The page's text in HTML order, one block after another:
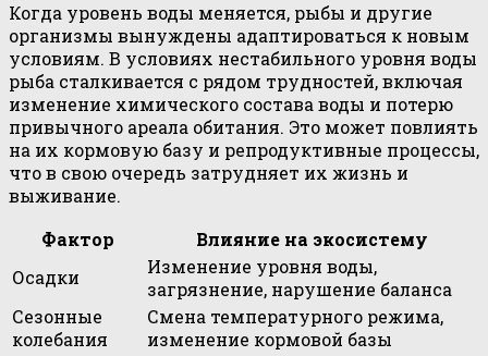
Когда уровень воды меняется, рыбы и другие
организмы вынуждены адаптироваться к новым
условиям. В условиях нестабильного уровня воды
рыба сталкивается с рядом трудностей, включая
изменение химического состава воды и потерю
привычного ареала обитания. Это может повлиять
на их кормовую базу и репродуктивные процессы,
что в свою очередь затрудняет их жизнь и
выживание.
Фактор
Влияние на экосистему
Осадки
Изменение уровня воды,
загрязнение, нарушение баланса
Сезонные
колебания
Смена температурного режима,
изменение кормовой базы